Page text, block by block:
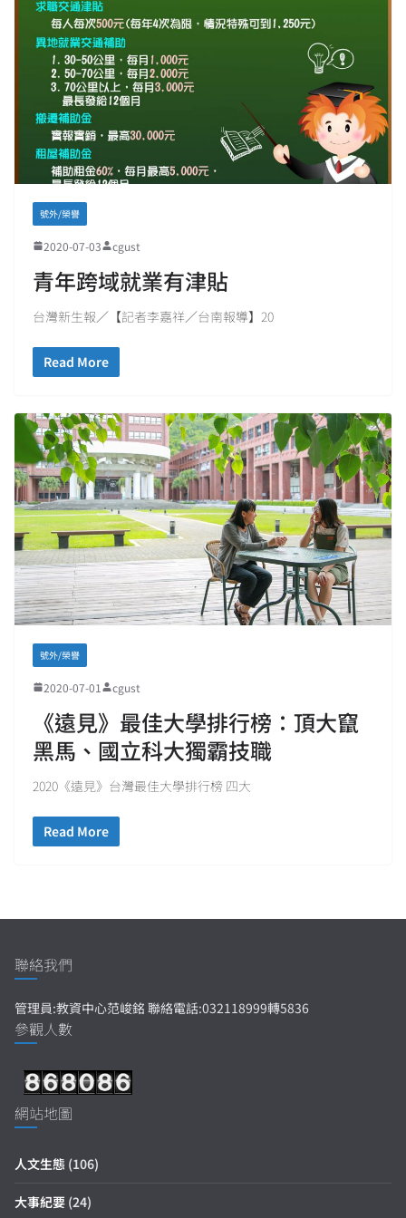
號外/榮譽
2020-07-03 cgust
青年跨域就業有津貼
台灣新生報／【記者李嘉祥／台南報導】20
Read More
號外/榮譽
2020-07-01 cgust
《遠見》最佳大學排行榜：頂大竄
黑馬、國立科大獨霸技職
2020《遠見》台灣最佳大學排行榜 四大
Read More
聯絡我們
管理員:教資中心范峻銘 聯絡電話:032118999轉5836
參觀人數
網站地圖
人文生態 (106)
大事紀要 (24)